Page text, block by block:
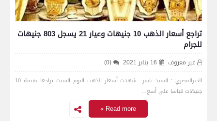
تراجع أسعار الذهب 10 جنيهات وعيار 21 يسجل 803 جنيهات
للجرام
غير معروف 16 يناير 2021 (0)
الخبرالمصري : السيد ياسر شهدت أسعار الذهب اليوم السبت تراجعا بقيمة 10
جنيهات قياسا على أسع…
Read more »